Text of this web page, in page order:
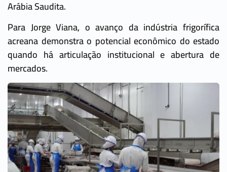
Arábia Saudita.
Para Jorge Viana, o avanço da indústria frigorífica
acreana demonstra o potencial econômico do estado
quando há articulação institucional e abertura de
mercados.